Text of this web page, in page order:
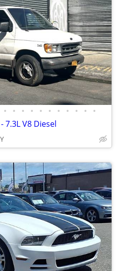
• • • • • • • • • • •
7.3L V8 Diesel